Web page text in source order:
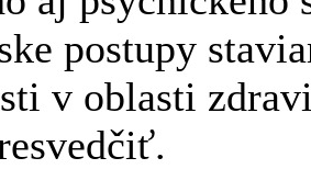
postupy
v oblasti